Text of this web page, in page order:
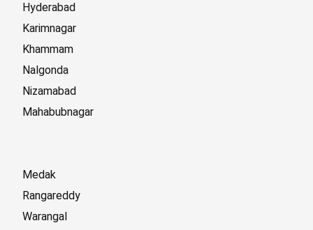
Hyderabad
Karimnagar
Khammam
Nalgonda
Nizamabad
Mahabubnagar
Medak
Rangareddy
Warangal